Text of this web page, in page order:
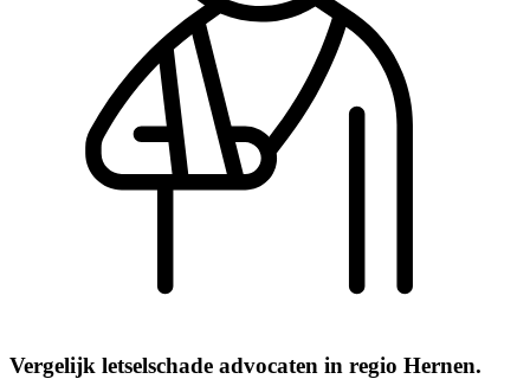
Vergelijk letselschade advocaten in regio Hernen.